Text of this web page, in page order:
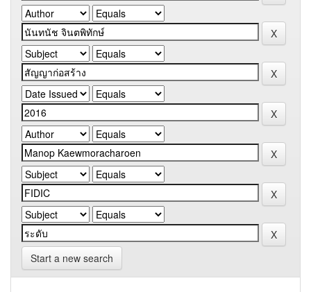
Start a new search